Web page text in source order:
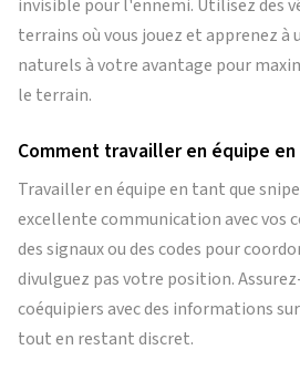
invisible pour l'ennemi. Utilisez des
terrains où vous jouez et apprenez
naturels à votre avantage pour
le terrain.
Comment travailler en équipe
Travailler en équipe en tant que
excellente communication avec vos
des signaux ou des codes pour
divulguez pas votre position.
coéquipiers avec des informations
tout en restant discret.